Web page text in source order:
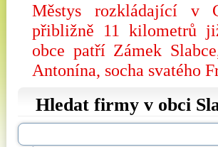
Městys rozkládající v
přibližně 11 kilometrů
obce patří Zámek
Antonína, socha svatého
Hledat firmy v obci